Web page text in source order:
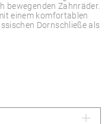
bewegenden Zahnräder.
einem komfortablen
Dornschließe als